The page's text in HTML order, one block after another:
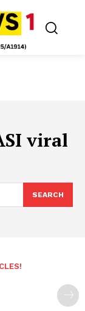
viral
SEARCH